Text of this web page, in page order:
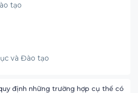
tạo
và Đào tạo
định những trường hợp cụ thể có